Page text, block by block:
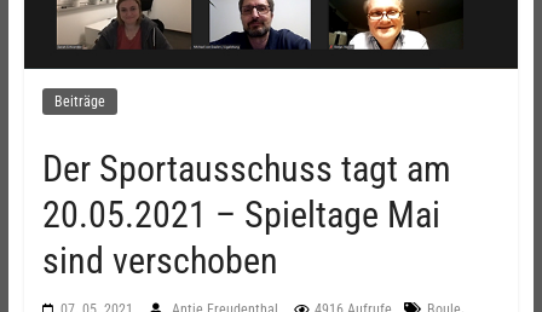
Beiträge
Der Sportausschuss tagt am
20.05.2021 – Spieltage Mai
sind verschoben